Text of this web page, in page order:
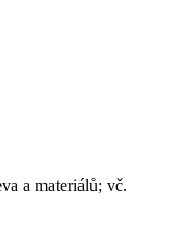
a materiálů; vč.